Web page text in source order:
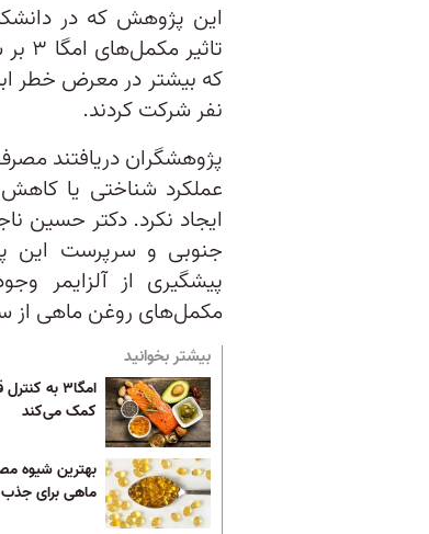
این پژوهش که در
نفر شرکت کردند.
عملکرد شناختی یا
ایجاد نکرد. دکتر حسین
جنوبی و سرپرست این
پیشگیری از آلزایمر
مکمل‌های روغن ماهی از
بیشتر بخوانید
امگا۳ به
کمک می‌کند
بهترین شیوه
ماهی برای جذب